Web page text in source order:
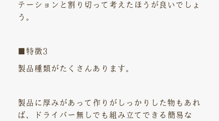
テーションと割り切って考えたほうが良いでしょ
う。
■特徴3
製品種類がたくさんあります。
製品に厚みがあって作りがしっかりした物もあれ
ば、ドライバー無しでも組み立てできる簡易な